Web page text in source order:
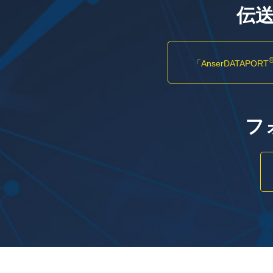
伝
「AnserDATAPORT
フ